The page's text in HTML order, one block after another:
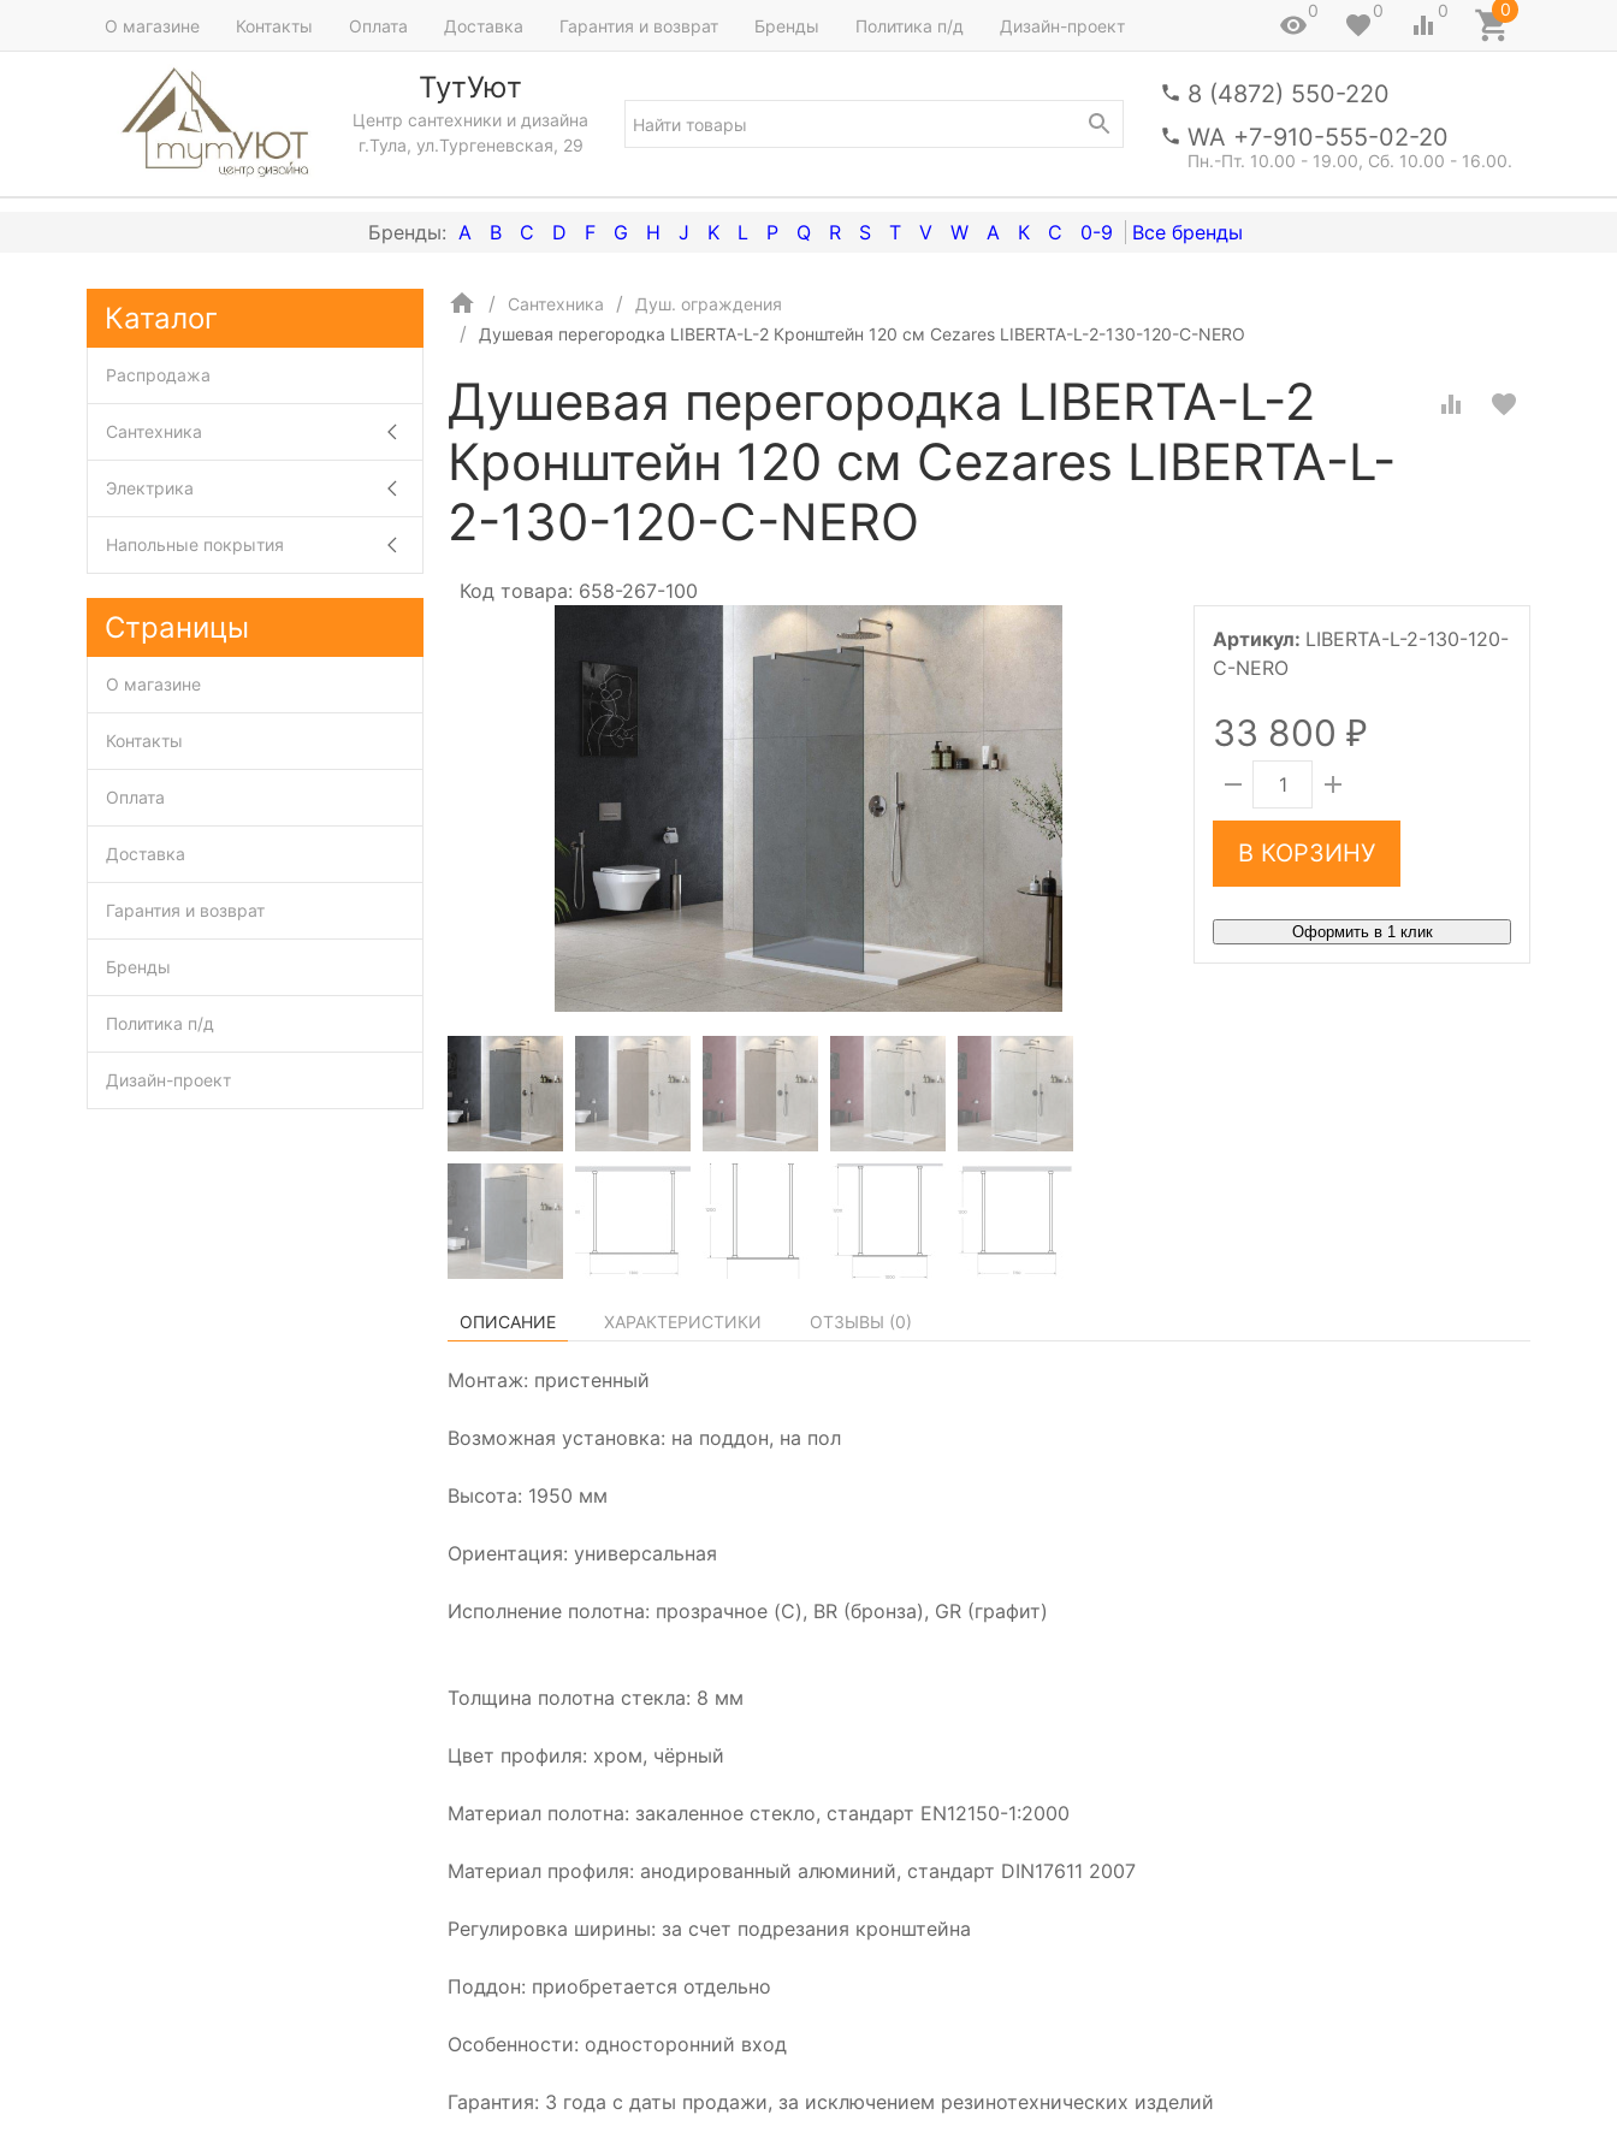
О магазине Контакты Оплата Доставка Гарантия и возврат Бренды Политика п/д Дизайн-проект
0 0 0 0
ТутУют
Центр сантехники и дизайна
г.Тула, ул.Тургеневская, 29
8 (4872) 550-220
WA +7-910-555-02-20
Пн.-Пт. 10.00 - 19.00, Сб. 10.00 - 16.00.
A B C D F G H J K L P Q R S T V W А К С 0-9
Сантехника
Душ. ограждения
Душевая перегородка LIBERTA-L-2 Кронштейн 120 см Cezares LIBERTA-L-2-130-120-C-NERO
Душевая перегородка LIBERTA-L-2
Кронштейн 120 см Cezares LIBERTA-L-
2-130-120-C-NERO
Код товара: 658-267-100
Артикул: LIBERTA-L-2-130-120-
C-NERO
33 800 ₽
В КОРЗИНУ
Оформить в 1 клик
ОПИСАНИЕ ХАРАКТЕРИСТИКИ ОТЗЫВЫ (0)
Монтаж: пристенный
Возможная установка: на поддон, на пол
Высота: 1950 мм
Ориентация: универсальная
Исполнение полотна: прозрачное (C), BR (бронза), GR (графит)
Толщина полотна стекла: 8 мм
Цвет профиля: хром, чёрный
Материал полотна: закаленное стекло, стандарт EN12150-1:2000
Материал профиля: анодированный алюминий, стандарт DIN17611 2007
Регулировка ширины: за счет подрезания кронштейна
Поддон: приобретается отдельно
Особенности: односторонний вход
Гарантия: 3 года с даты продажи, за исключением резинотехнических изделий
Каталог
Распродажа
Сантехника
Электрика
Напольные покрытия
Страницы
О магазине
Контакты
Оплата
Доставка
Гарантия и возврат
Бренды
Политика п/д
Дизайн-проект